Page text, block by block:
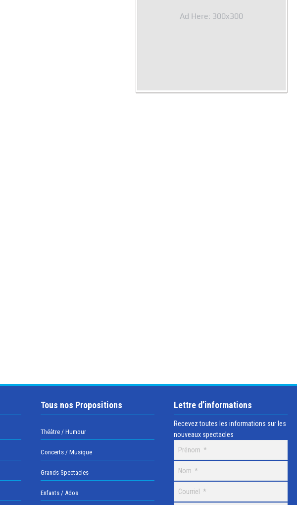
Ad Here: 300x300
Tous nos Propositions
Théâtre / Humour
Concerts / Musique
Grands Spectacles
Enfants / Ados
Lettre d’informations
Recevez toutes les informations sur les
nouveaux spectacles